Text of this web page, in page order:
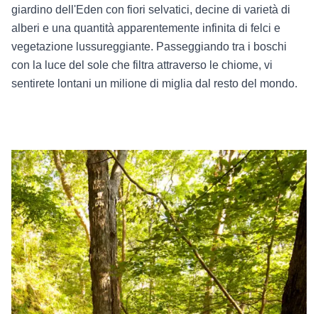
giardino dell'Eden con fiori selvatici, decine di varietà di
alberi e una quantità apparentemente infinita di felci e
vegetazione lussureggiante. Passeggiando tra i boschi
con la luce del sole che filtra attraverso le chiome, vi
sentirete lontani un milione di miglia dal resto del mondo.